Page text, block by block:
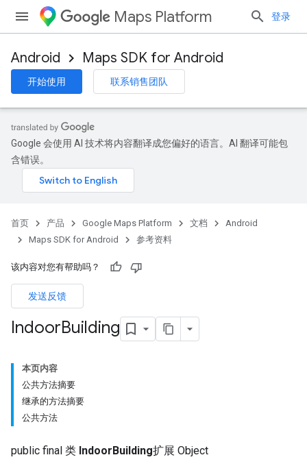
Maps Platform 登录
Android Maps SDK for Android
开始使用 联系销售团队
Google 会使用 AI 技术将内容翻译成您偏好的语言。AI 翻译可能包
含错误。
首页 产品 Google Maps Platform 文档
Android
Maps SDK for Android
参考资料
该内容对您有帮助吗？
发送反馈
IndoorBuilding
本页内容
公共方法摘要
继承的方法摘要
公共方法
public final 类 IndoorBuilding扩展 Object